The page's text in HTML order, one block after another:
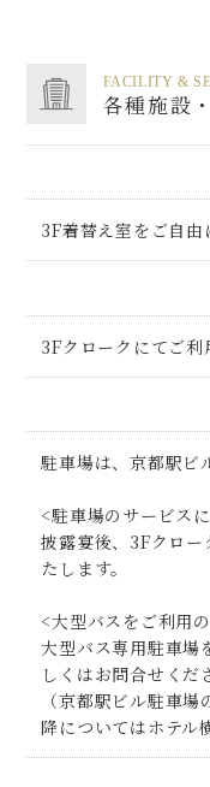
FACILITY &
各種施設
3F着替え室をご自由
3Fクロークにてご利
駐車場は、京都駅ビ
<駐車場のサービス
披露宴後、3Fクロ
たします。
<大型バスをご利用
大型バス専用駐車場
しくはお問合せくだ
（京都駅ビル駐車
降についてはホテル